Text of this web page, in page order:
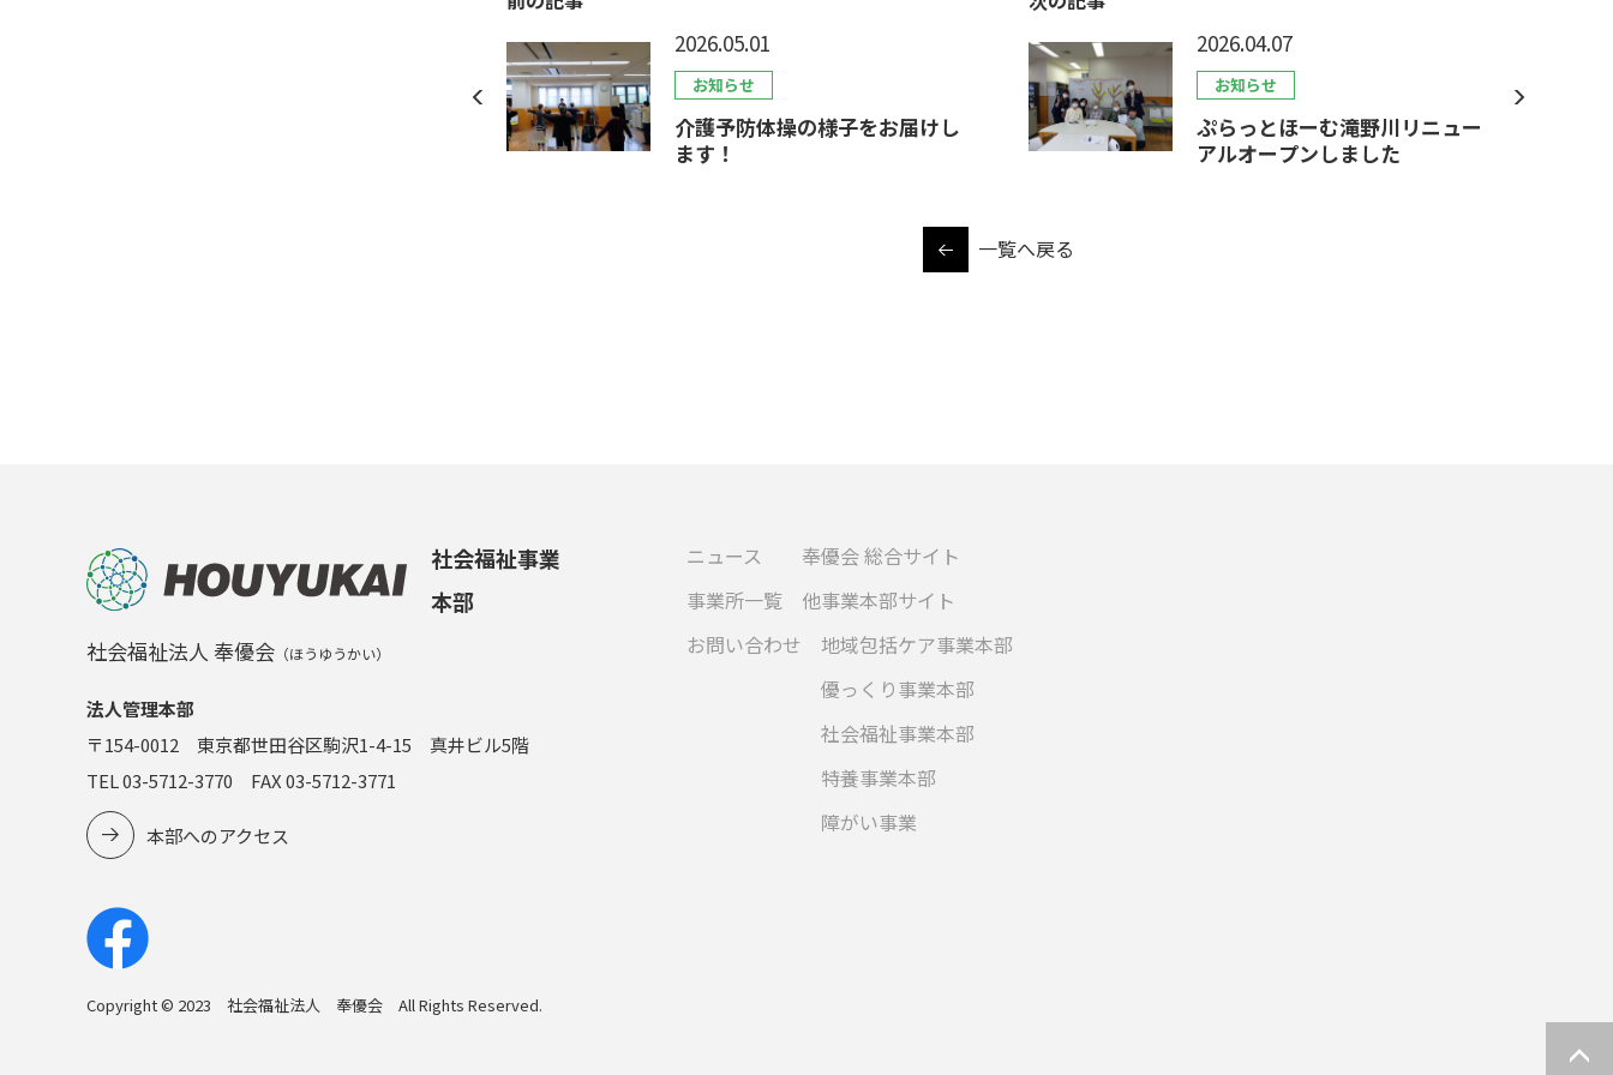
2026.05.01
お知らせ
介護予防体操の様子をお届けし
ます！
2026.04.07
お知らせ
ぷらっとほーむ滝野川リニュー
アルオープンしました
一覧へ戻る
社会福祉事業
本部
社会福祉法人 奉優会 （ほうゆうかい）
法人管理本部
〒154-0012 東京都世田谷区駒沢1-4-15 真井ビル5階
TEL 03-5712-3770 FAX 03-5712-3771
本部へのアクセス
ニュース
事業所一覧
お問い合わせ
奉優会 総合サイト
他事業本部サイト
地域包括ケア事業本部
優っくり事業本部
社会福祉事業本部
特養事業本部
障がい事業
Copyright © 2023 社会福祉法人 奉優会 All Rights Reserved.